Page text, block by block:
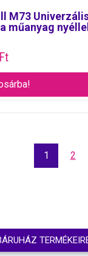
M73
műanyag
Ft
1 2